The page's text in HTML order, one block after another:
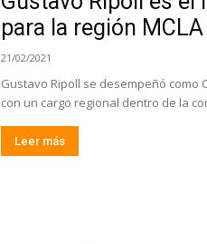
para la región
21/02/2021
Gustavo Ripoll se desempeñó como
con un cargo regional dentro de la
Leer más